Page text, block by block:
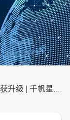
十批组网卫星发射成功